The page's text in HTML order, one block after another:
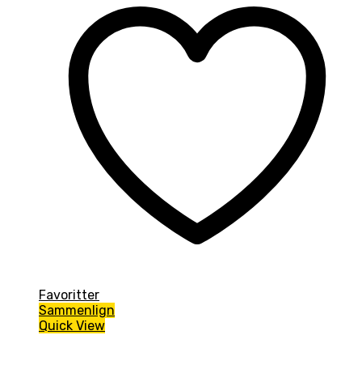
Favoritter
Sammenlign
Quick View